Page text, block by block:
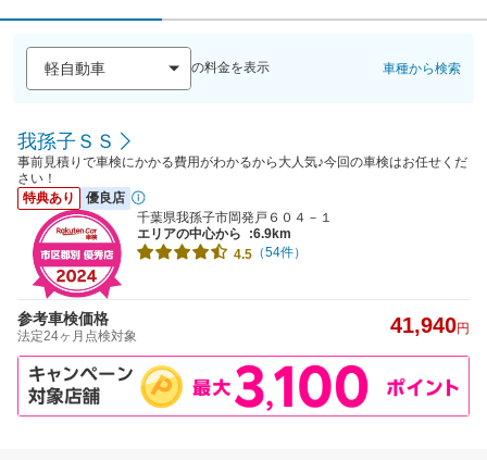
の料金を表示 車種から検索
我孫子ＳＳ
事前見積りで車検にかかる費用がわかるから大人気♪今回の車検はお任せくだ
さい！
特典あり
優良店
千葉県我孫子市岡発戸６０４－１
エリアの中心から
:6.9km
4.5 （54件）
参考車検価格
法定24ヶ月点検対象 41,940円